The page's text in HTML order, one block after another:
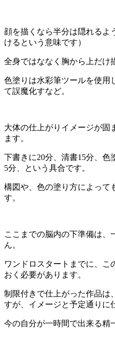
顔を描くなら半分は隠れるよ
けるという意味です）
全身ではななく胸から上だけ
色塗りは水彩筆ツールを使用
て誤魔化すなど。
大体の仕上がりイメージが固
ます。
下書きに20分、清書15分、色
5分、という具合です。
構図や、色の塗り方によって
す。
ここまでの脳内の下準備は、
ん。
ワンドロスタートまでに、こ
おく必要があります。
制限付きで仕上がった作品は
すが、イメージと予定通りに
今の自分が一時間で出来る精